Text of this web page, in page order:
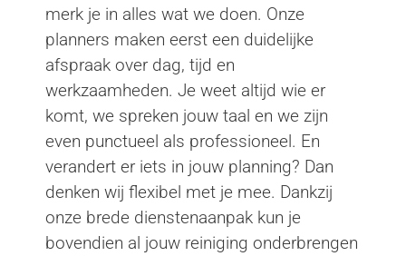
merk je in alles wat we doen. Onze
planners maken eerst een duidelijke
afspraak over dag, tijd en
werkzaamheden. Je weet altijd wie er
komt, we spreken jouw taal en we zijn
even punctueel als professioneel. En
verandert er iets in jouw planning? Dan
denken wij flexibel met je mee. Dankzij
onze brede dienstenaanpak kun je
bovendien al jouw reiniging onderbrengen